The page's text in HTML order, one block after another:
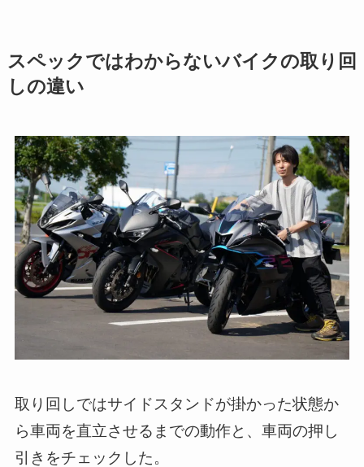
スペックではわからないバイクの取り回
しの違い
取り回しではサイドスタンドが掛かった状態か
ら車両を直立させるまでの動作と、車両の押し
引きをチェックした。